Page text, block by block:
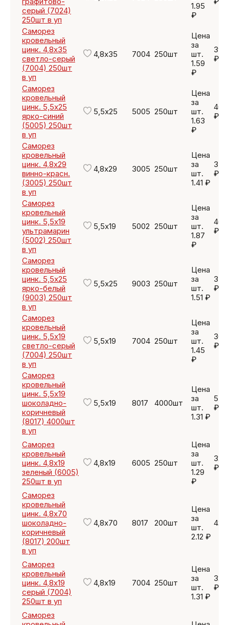
серый (7024)
250шт в уп
1.95
₽
Саморез
кровельный
цинк. 4,8х35
светло-серый
(7004) 250шт
в уп
4,8х35 7004 250шт
Цена
за
шт.
1.59
₽
₽
Саморез
кровельный
цинк. 5,5х25
ярко-синий
(5005) 250шт
в уп
5,5х25 5005 250шт
Цена
за
шт.
1.63
₽
₽
Саморез
кровельный
цинк. 4,8х29
винно-красн.
(3005) 250шт
в уп
4,8х29 3005 250шт
Цена
за
шт.
1.41 ₽
₽
Саморез
кровельный
цинк. 5,5х19
ультрамарин
(5002) 250шт
в уп
5,5х19 5002 250шт
Цена
за
шт.
1.87
₽
₽
Саморез
кровельный
цинк. 5,5х25
ярко-белый
(9003) 250шт
в уп
5,5х25 9003 250шт
Цена
за
шт.
1.51 ₽
₽
Саморез
кровельный
цинк. 5,5х19
светло-серый
(7004) 250шт
в уп
5,5х19 7004 250шт
Цена
за
шт.
1.45
₽
₽
Саморез
кровельный
цинк. 5,5х19
шоколадно-
коричневый
(8017) 4000шт
в уп
5,5х19 8017 4000шт
Цена
за
шт.
1.31 ₽
5
₽
Саморез
кровельный
цинк. 4,8х19
зеленый (6005)
250шт в уп
4,8х19 6005 250шт
Цена
за
шт.
1.29
₽
₽
Саморез
кровельный
цинк. 4,8х70
шоколадно-
коричневый
(8017) 200шт
в уп
4,8х70 8017 200шт
Цена
за
шт.
2.12 ₽
Саморез
кровельный
цинк. 4,8х19
серый (7004)
250шт в уп
4,8х19 7004 250шт
Цена
за
шт.
1.31 ₽
₽
Саморез